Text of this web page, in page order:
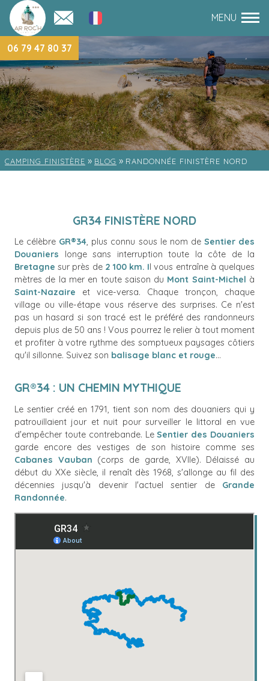
06 79 47 80 37
CAMPING FINISTÈRE » BLOG » RANDONNÉE FINISTÈRE NORD
GR34 FINISTÈRE NORD
Le célèbre GR®34, plus connu sous le nom de Sentier des
Douaniers longe sans interruption toute la côte de la
Bretagnesur près de2 100 km. Il vous entraîne à quelques
mètres de la mer en toute saison du Mont Saint-Michel à
Saint-Nazaire et vice-versa. Chaque tronçon, chaque
village ou ville-étape vous réserve des surprises. Ce n'est
pas un hasard si son tracé est le préféré des randonneurs
depuis plus de 50 ans ! Vous pourrez le relier à tout moment
et profiter à votre rythme des somptueux paysages côtiers
qu'il sillonne. Suivez son balisage blanc et rouge…
GR®34 : UN CHEMIN MYTHIQUE
Le sentier créé en 1791, tient son nom des douaniers qui y
patrouillaient jour et nuit pour surveiller le littoral en vue
d'empêcher toute contrebande. LeSentier des Douaniers
garde encore des vestiges de son histoire comme ses
Cabanes Vauban (corps de garde, XVIIe). Délaissé au
début du XXe siècle, il renaît dès 1968, s'allonge au fil des
décennies jusqu'à devenir l'actuel sentier de Grande
Randonnée.